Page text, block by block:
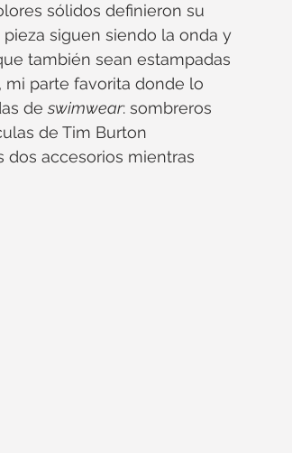
sólidos definieron su
siguen siendo la onda y
también sean estampadas
mi parte favorita donde lo
de swimwear: sombreros
de Tim Burton
dos accesorios mientras